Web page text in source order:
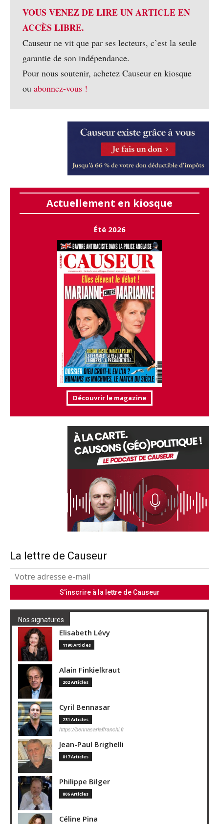
VOUS VENEZ DE LIRE UN ARTICLE EN
ACCÈS LIBRE.
Causeur ne vit que par ses lecteurs, c’est la seule
garantie de son indépendance.
Pour nous soutenir, achetez Causeur en kiosque
ou abonnez-vous !
Actuellement en kiosque
Été 2026
Découvrir le magazine
La lettre de Causeur
Nos signatures
Elisabeth Lévy
1190 Articles
Alain Finkielkraut
202 Articles
Cyril Bennasar
231 Articles
https://bennasarlaffranchi.fr
Jean-Paul Brighelli
817 Articles
Philippe Bilger
806 Articles
Céline Pina